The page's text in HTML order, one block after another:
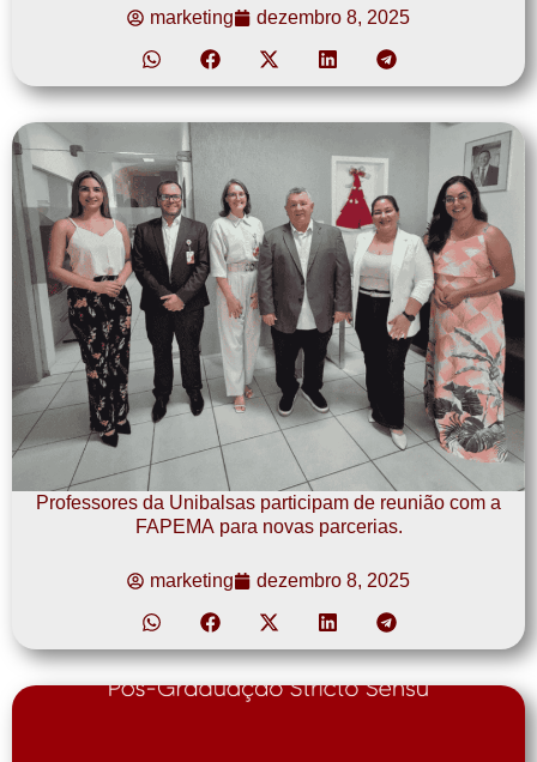
marketing dezembro 8, 2025
Professores da Unibalsas participam de reunião com a
FAPEMA para novas parcerias.
marketing dezembro 8, 2025